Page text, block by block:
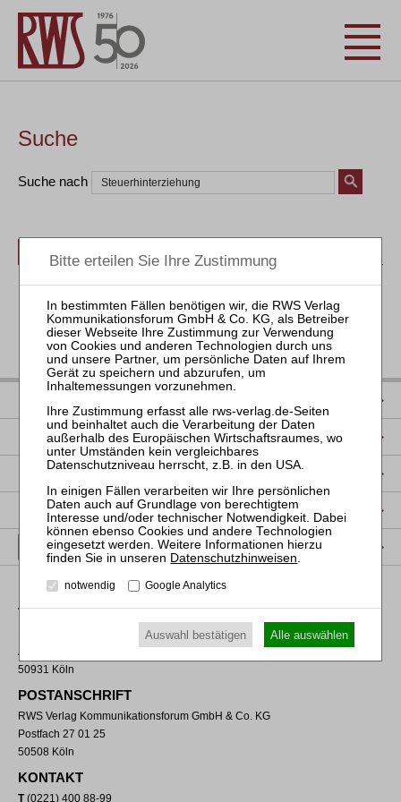
Suche
Suche nach
Bücher Seminare Zeitschriften
DATENSCHUTZ
NUTZUNGSBESTIMMUNGEN/AGB
PRODUKTSICHERHEIT (GPSR)
VERTRAG WIDERRUFEN
VERLAGSADRESSE
RWS Verlag Kommunikationsforum GmbH & Co. KG
Aachener Straße 222
50931 Köln
POSTANSCHRIFT
RWS Verlag Kommunikationsforum GmbH & Co. KG
Postfach 27 01 25
50508 Köln
KONTAKT
T(0221) 400 88-99
Datenschutzhinweisen
notwendig Google Analytics
Auswahl bestätigen Alle auswählen